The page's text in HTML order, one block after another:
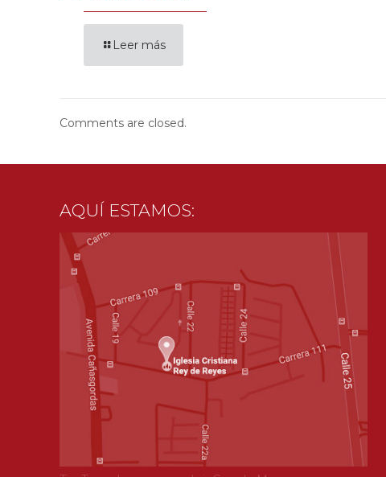
Leer más
Comments are closed.
AQUÍ ESTAMOS: